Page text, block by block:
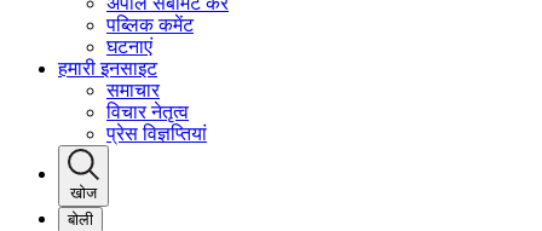
पब्लिक कमेंट
घटनाएं
हमारी इनसाइट
समाचार
विचार नेतृत्व
प्रेस विज्ञप्तियां
खोज
बोली